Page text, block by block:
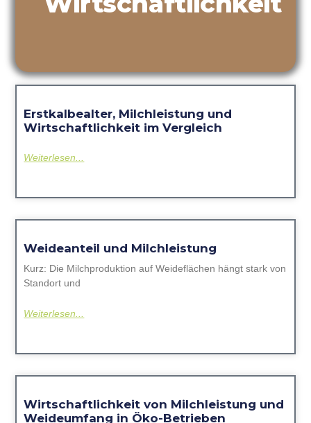
Erstkalbealter, Milchleistung und
Wirtschaftlichkeit im Vergleich
Weiterlesen...
Weideanteil und Milchleistung
Kurz: Die Milchproduktion auf Weideflächen hängt stark von
Standort und
Weiterlesen...
Wirtschaftlichkeit von Milchleistung und
Weideumfang in Öko-Betrieben